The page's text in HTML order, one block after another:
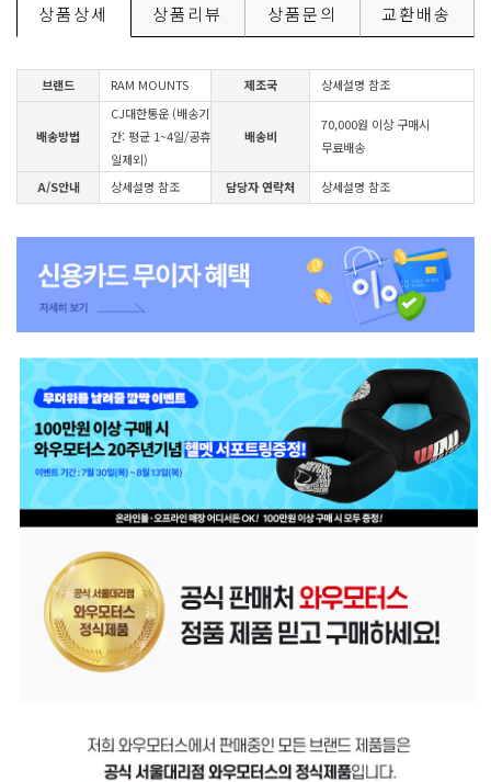
상품상세 상품리뷰 상품문의 교환배송
브랜드 RAM MOUNTS 제조국 상세설명 참조
배송방법
CJ대한통운 (배송기
간: 평균 1~4일/공휴
일제외)
배송비
70,000원 이상 구매시
무료배송
A/S안내 상세설명 참조 담당자 연락처 상세설명 참조